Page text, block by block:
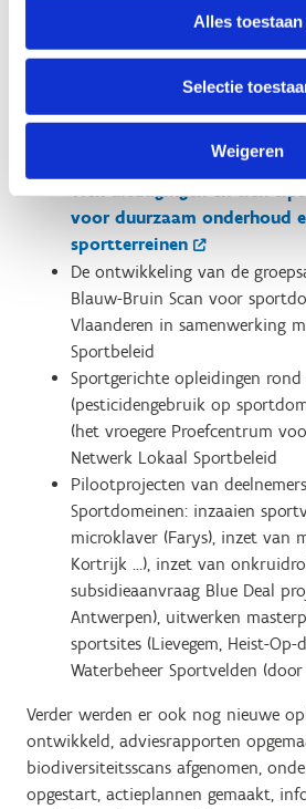
Alles toestaan
Selectie
Weigeren
de Green Deal Sportdomeinen:
Deinspiratiegids
sportdomeinen
Green Deal Sportdomeinen-
Vlaanderen en Nederland
Tien uitdagingen en tien
voor duurzaam onderhoud
sportterreinen
De ontwikkeling van de
Blauw-Bruin Scan voor
Vlaanderen in samenwerking
Sportbeleid
Sportgerichte opleidingen
(pesticidengebruik op
(het vroegere Proefcentrum
Netwerk Lokaal Sportbeleid
Pilootprojecten van
Sportdomeinen: inzaaien
microklaver (Farys), inzet van
Kortrijk …), inzet van
subsidieaanvraag Blue Deal
Antwerpen), uitwerken
sportsites (Lievegem, Heist-
Waterbeheer Sportvelden (door
Verder werden er ook nog nieuwe
ontwikkeld, adviesrapporten
biodiversiteitsscans afgenomen,
opgestart, actieplannen gemaakt,